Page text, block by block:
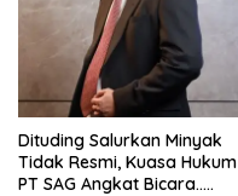
Dituding Salurkan Minyak
Tidak Resmi, Kuasa Hukum
PT SAG Angkat Bicara…..